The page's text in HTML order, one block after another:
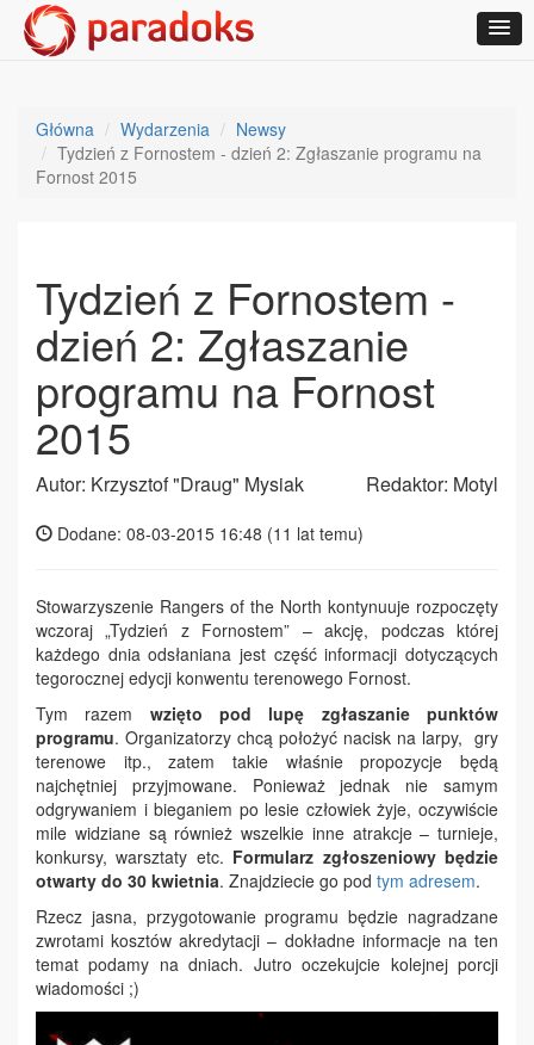
Główna Wydarzenia
Newsy
Tydzień z Fornostem - dzień 2: Zgłaszanie programu na
Fornost 2015
Tydzień z Fornostem -
dzień 2: Zgłaszanie
programu na Fornost
2015
Autor: Krzysztof "Draug" Mysiak Redaktor: Motyl
Dodane: 08-03-2015 16:48 (11 lat temu)
Stowarzyszenie Rangers of the North kontynuuje rozpoczęty
wczoraj „Tydzień z Fornostem” – akcję, podczas której
każdego dnia odsłaniana jest część informacji dotyczących
tegorocznej edycji konwentu terenowego Fornost.
Tym razem wzięto pod lupę zgłaszanie punktów
programu. Organizatorzy chcą położyć nacisk na larpy, gry
terenowe itp., zatem takie właśnie propozycje będą
najchętniej przyjmowane. Ponieważ jednak nie samym
odgrywaniem i bieganiem po lesie człowiek żyje, oczywiście
mile widziane są również wszelkie inne atrakcje – turnieje,
konkursy, warsztaty etc. Formularz zgłoszeniowy będzie
otwarty do 30 kwietnia. Znajdziecie go pod tym adresem.
Rzecz jasna, przygotowanie programu będzie nagradzane
zwrotami kosztów akredytacji – dokładne informacje na ten
temat podamy na dniach. Jutro oczekujcie kolejnej porcji
wiadomości ;)